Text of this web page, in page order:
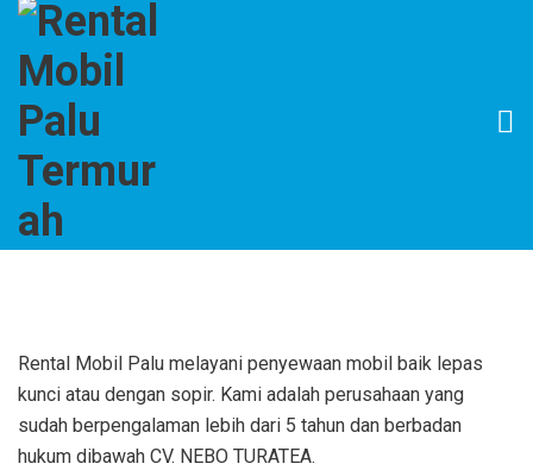
Rental Mobil Palu melayani penyewaan mobil baik lepas
kunci atau dengan sopir. Kami adalah perusahaan yang
sudah berpengalaman lebih dari 5 tahun dan berbadan
hukum dibawah CV. NEBO TURATEA.